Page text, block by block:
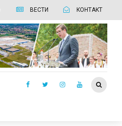
ВЕСТИ КОНТАКТ